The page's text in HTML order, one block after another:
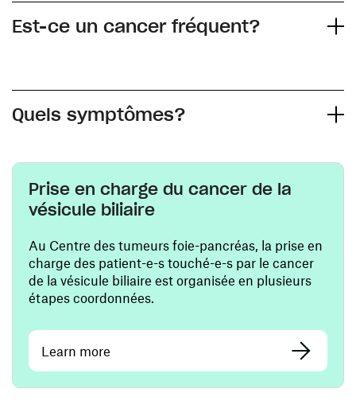
Est-ce un cancer fréquent?
Quels symptômes?
Prise en charge du cancer de la
vésicule biliaire
Au Centre des tumeurs foie-pancréas, la prise en
charge des patient-e-s touché-e-s par le cancer
de la vésicule biliaire est organisée en plusieurs
étapes coordonnées.
Learn more